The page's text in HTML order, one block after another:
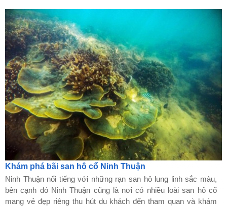
Khám phá bãi san hô cổ Ninh Thuận
Ninh Thuận nổi tiếng với những rạn san hô lung linh sắc màu,
bên cạnh đó Ninh Thuận cũng là nơi có nhiều loài san hô cổ
mang vẻ đẹp riêng thu hút du khách đến tham quan và khám